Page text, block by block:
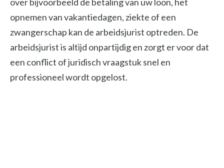
opnemen van vakantiedagen, ziekte of een
zwangerschap kan de arbeidsjurist optreden. De
arbeidsjurist is altijd onpartijdig en zorgt er voor dat
een conflict of juridisch vraagstuk snel en
professioneel wordt opgelost.